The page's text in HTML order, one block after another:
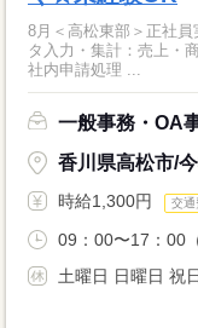
8月＜高松東部＞正社
タ入力・集計：売上・
社内申請処理 ...
一般事務・OA
香川県高松市/
時給1,300円 交通
09：00〜17：00
土曜日 日曜日 祝